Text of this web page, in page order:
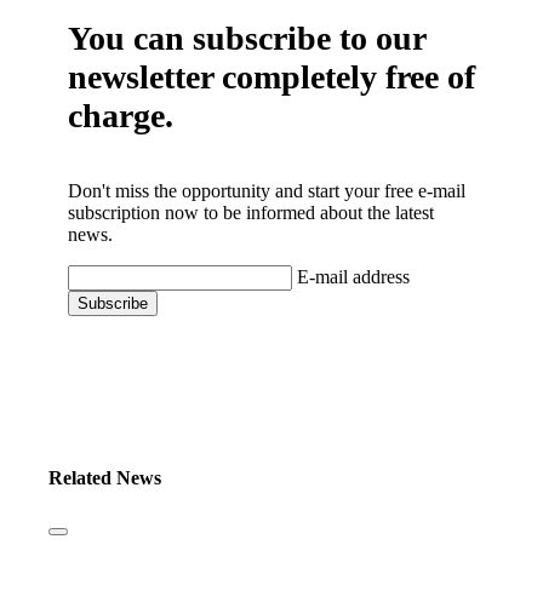
You can subscribe to our
newsletter completely free of
charge.
Don't miss the opportunity and start your free e-mail
subscription now to be informed about the latest
news.
E-mail address
Related News